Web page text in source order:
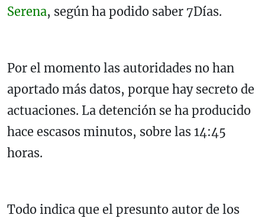
Serena, según ha podido saber 7Días.
Por el momento las autoridades no han
aportado más datos, porque hay secreto de
actuaciones. La detención se ha producido
hace escasos minutos, sobre las 14:45
horas.
Todo indica que el presunto autor de los